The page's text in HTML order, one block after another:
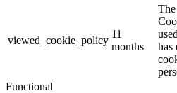
viewed_cookie_policy
11
months
has
Functional